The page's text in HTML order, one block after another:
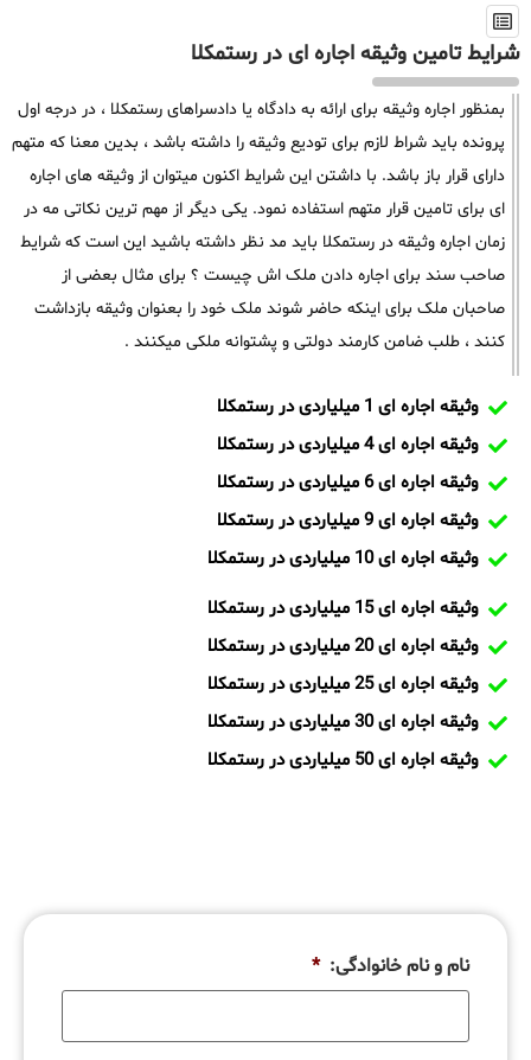
شرایط تامین وثیقه اجاره ای در رستمکلا
بمنظور اجاره وثیقه برای ارائه به دادگاه یا دادسراهای رستمکلا ، در درجه اول
پرونده باید شراط لازم برای تودیع وثیقه را داشته باشد ، بدین معنا که متهم
دارای قرار باز باشد. با داشتن این شرایط اکنون میتوان از وثیقه های اجاره
ای برای تامین قرار متهم استفاده نمود. یکی دیگر از مهم ترین نکاتی مه در
زمان اجاره وثیقه در رستمکلا باید مد نظر داشته باشید این است که شرایط
صاحب سند برای اجاره دادن ملک اش چیست ؟ برای مثال بعضی از
صاحبان ملک برای اینکه حاضر شوند ملک خود را بعنوان وثیقه بازداشت
کنند ، طلب ضامن کارمند دولتی و پشتوانه ملکی میکنند .
وثیقه اجاره ای 1 میلیاردی در رستمکلا
وثیقه اجاره ای 4 میلیاردی در رستمکلا
وثیقه اجاره ای 6 میلیاردی در رستمکلا
وثیقه اجاره ای 9 میلیاردی در رستمکلا
وثیقه اجاره ای 10 میلیاردی در رستمکلا
وثیقه اجاره ای 15 میلیاردی در رستمکلا
وثیقه اجاره ای 20 میلیاردی در رستمکلا
وثیقه اجاره ای 25 میلیاردی در رستمکلا
وثیقه اجاره ای 30 میلیاردی در رستمکلا
وثیقه اجاره ای 50 میلیاردی در رستمکلا
نام و نام خانوادگی: *